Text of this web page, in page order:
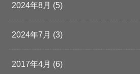
2024年8月 (5)
2024年7月 (3)
2017年4月 (6)